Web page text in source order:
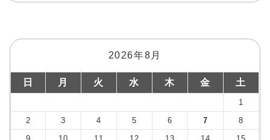
2026年8月
日 月 火 水 木 金 土
1
2
3 4 5 6 7
8